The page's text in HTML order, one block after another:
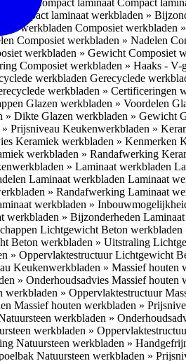
Compact laminaat Compact
Compact laminaat werkbladen »
werkbladen Composiet werkbladen
Composiet werkbladen » Nadelen
werkbladen » Gewicht Composiet
Composiet werkbladen » Haaks - V-
werkbladen Gerecyclede
werkbladen » Certificeringen
Glazen werkbladen » Voordelen
» Dikte Glazen werkbladen » Gewicht
Prijsniveau Keukenwerkbladen »
Keramiek werkbladen » Kenmerken
werkbladen » Randafwerking
» Laminaat werkbladen
Laminaat werkbladen Laminaat
» Randafwerking Laminaat
werkbladen »
werkbladen » Bijzonderheden
Lichtgewicht Beton werkbladen
Beton werkbladen » Uitstraling
» OppervlaktestructuurLichtgewicht
Keukenwerkbladen » Massief houten
» Onderhoudsadvies Massief houten
werkbladen » Oppervlaktestructuur
Massief houten werkbladen »
werkbladen »
werkbladen »
Natuursteen werkbladen »
Natuursteen werkbladen »